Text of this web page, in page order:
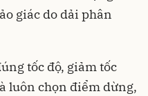
giác do dải phân
tốc độ, giảm tốc
luôn chọn điểm dừng,